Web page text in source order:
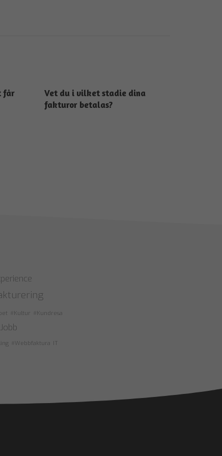
får
Vet du i vilket stadie dina
fakturor betalas?
#Kultur #Kundresa
#Webbfaktura IT